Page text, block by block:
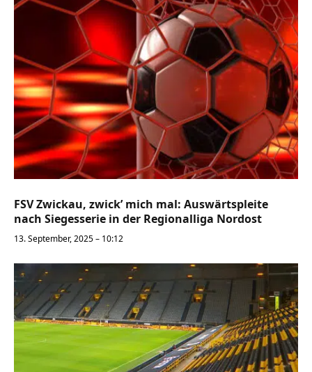
FSV Zwickau, zwick’ mich mal: Auswärtspleite
nach Siegesserie in der Regionalliga Nordost
13. September, 2025 – 10:12